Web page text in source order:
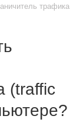
трафика
(traffic